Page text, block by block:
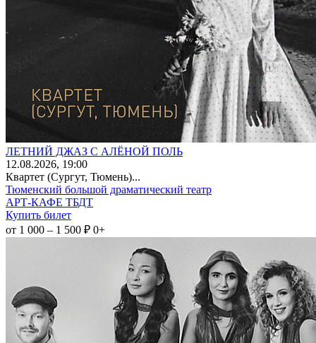
ЛЕТНИЙ ДЖАЗ С АЛЁНОЙ ПОЛЬ
12.08.2026, 19:00
Квартет (Сургут, Тюмень)...
Тюменский большой драматический театр
АРТ-КАФЕ ТБДТ
Купить билет
от 1 000 – 1 500 ₽ 0+